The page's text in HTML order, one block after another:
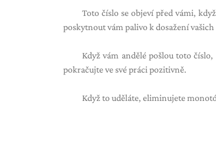
Toto číslo se objeví před vámi,
poskytnout vám palivo k dosažení
Když vám andělé pošlou toto
pokračujte ve své práci pozitivně.
Když to uděláte, eliminujete